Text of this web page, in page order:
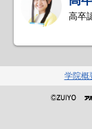
高卒
学院概